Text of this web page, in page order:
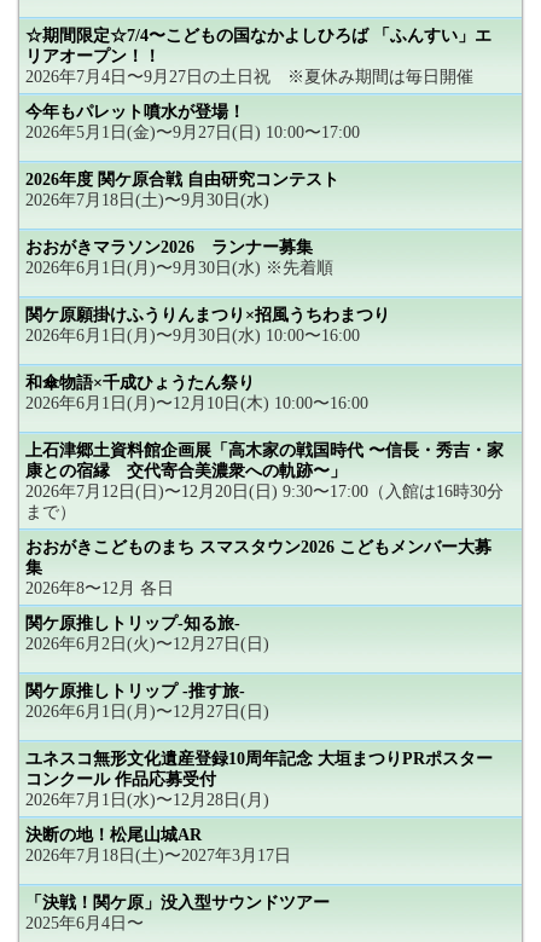
☆期間限定☆7/4〜こどもの国なかよしひろば 「ふんすい」エ
リアオープン！！
2026年7月4日〜9月27日の土日祝 ※夏休み期間は毎日開催
今年もパレット噴水が登場！
2026年5月1日(金)〜9月27日(日) 10:00〜17:00
2026年度 関ケ原合戦 自由研究コンテスト
2026年7月18日(土)〜9月30日(水)
おおがきマラソン2026 ランナー募集
2026年6月1日(月)〜9月30日(水) ※先着順
関ケ原願掛けふうりんまつり×招風うちわまつり
2026年6月1日(月)〜9月30日(水) 10:00〜16:00
和傘物語×千成ひょうたん祭り
2026年6月1日(月)〜12月10日(木) 10:00〜16:00
上石津郷土資料館企画展「高木家の戦国時代 〜信長・秀吉・家
康との宿縁 交代寄合美濃衆への軌跡〜」
2026年7月12日(日)〜12月20日(日) 9:30〜17:00（入館は16時30分
まで）
おおがきこどものまち スマスタウン2026 こどもメンバー大募
集
2026年8〜12月 各日
関ケ原推しトリップ-知る旅-
2026年6月2日(火)〜12月27日(日)
関ケ原推しトリップ -推す旅-
2026年6月1日(月)〜12月27日(日)
ユネスコ無形文化遺産登録10周年記念 大垣まつりPRポスター
コンクール 作品応募受付
2026年7月1日(水)〜12月28日(月)
決断の地！松尾山城AR
2026年7月18日(土)〜2027年3月17日
「決戦！関ケ原」没入型サウンドツアー
2025年6月4日〜